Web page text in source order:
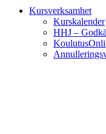
Kursverksamhet
Kurskalender
HHJ –